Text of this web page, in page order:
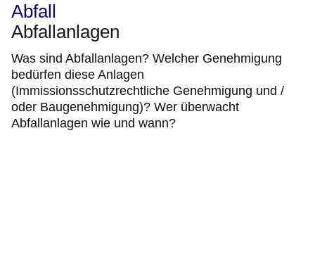
Abfall
Abfallanlagen
Was sind Abfallanlagen? Welcher Genehmigung
bedürfen diese Anlagen
(Immissionsschutzrechtliche Genehmigung und /
oder Baugenehmigung)? Wer überwacht
Abfallanlagen wie und wann?